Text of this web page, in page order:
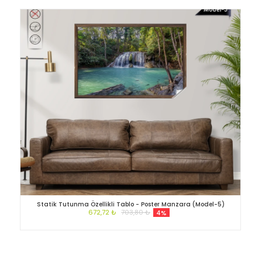
Statik Tutunma Özellikli Tablo - Poster Manzara (Model-5)
672,72 ₺ 703,80 ₺ 4%